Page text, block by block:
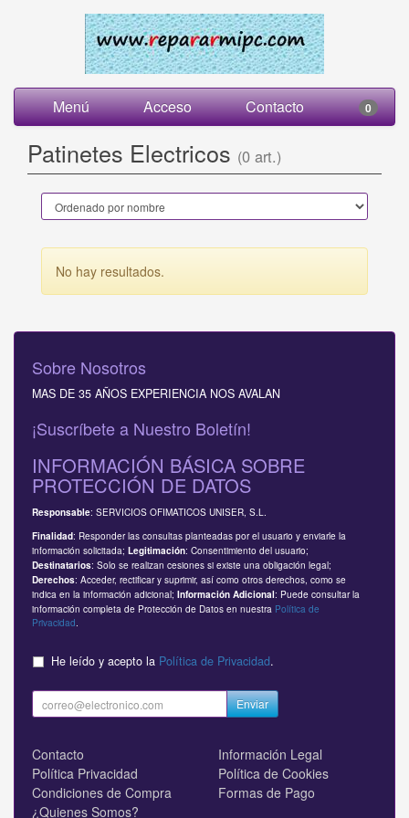
Menú Acceso Contacto 0
Patinetes Electricos (0 art.)
No hay resultados.
Sobre Nosotros
MAS DE 35 AÑOS EXPERIENCIA NOS AVALAN
¡Suscríbete a Nuestro Boletín!
INFORMACIÓN BÁSICA SOBRE
PROTECCIÓN DE DATOS
Responsable: SERVICIOS OFIMATICOS UNISER, S.L.
Finalidad: Responder las consultas planteadas por el usuario y enviarle la
información solicitada; Legitimación: Consentimiento del usuario;
Destinatarios: Solo se realizan cesiones si existe una obligación legal;
Derechos: Acceder, rectificar y suprimir, así como otros derechos, como se
indica en la información adicional; Información Adicional: Puede consultar la
información completa de Protección de Datos en nuestra Política de
Privacidad.
He leído y acepto la Política de Privacidad.
Enviar
Contacto
Información Legal
Política Privacidad
Política de Cookies
Condiciones de Compra
Formas de Pago
¿Quienes Somos?